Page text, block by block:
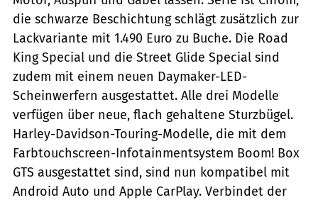
die schwarze Beschichtung schlägt zusätzlich zur
Lackvariante mit 1.490 Euro zu Buche. Die Road
King Special und die Street Glide Special sind
zudem mit einem neuen Daymaker-LED-
Scheinwerfern ausgestattet. Alle drei Modelle
verfügen über neue, flach gehaltene Sturzbügel.
Harley-Davidson-Touring-Modelle, die mit dem
Farbtouchscreen-Infotainmentsystem Boom! Box
GTS ausgestattet sind, sind nun kompatibel mit
Android Auto und Apple CarPlay. Verbindet der